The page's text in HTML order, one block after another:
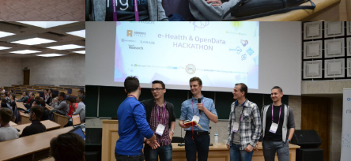
ML+AI HACKATHON
13 червня 2017 р.